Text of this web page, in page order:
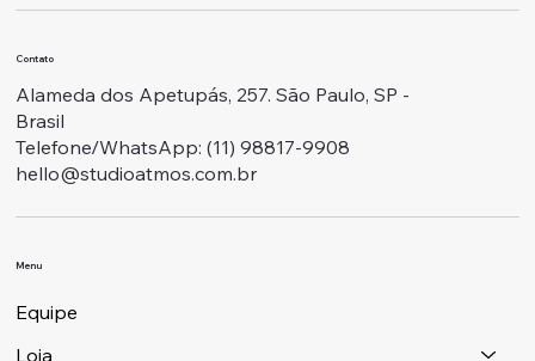
Contato
Alameda dos Apetupás, 257. São Paulo, SP -
Brasil
Telefone/WhatsApp: ‭(11) 98817-9908
hello@studioatmos.com.br
Menu
Equipe
Loja